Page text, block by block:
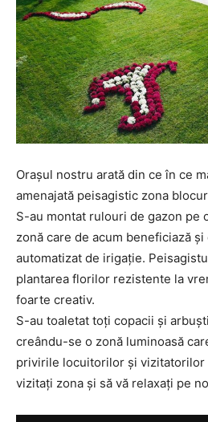
Orașul nostru arată din ce în ce
amenajată peisagistic zona
S-au montat rulouri de gazon pe
zonă care de acum beneficiază
automatizat de irigație.
plantarea florilor rezistente la
foarte creativ.
S-au toaletat toți copacii și
creându-se o zonă luminoasă
privirile locuitorilor și vizitatorilor
vizitați zona și să vă relaxați pe